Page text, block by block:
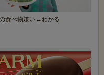
食べ物嫌い←わかる